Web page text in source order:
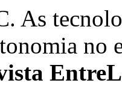
As
no